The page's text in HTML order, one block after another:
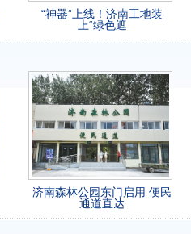
“神器”上线！济南工地装
上“绿色遮
济南森林公园东门启用 便民
通道直达